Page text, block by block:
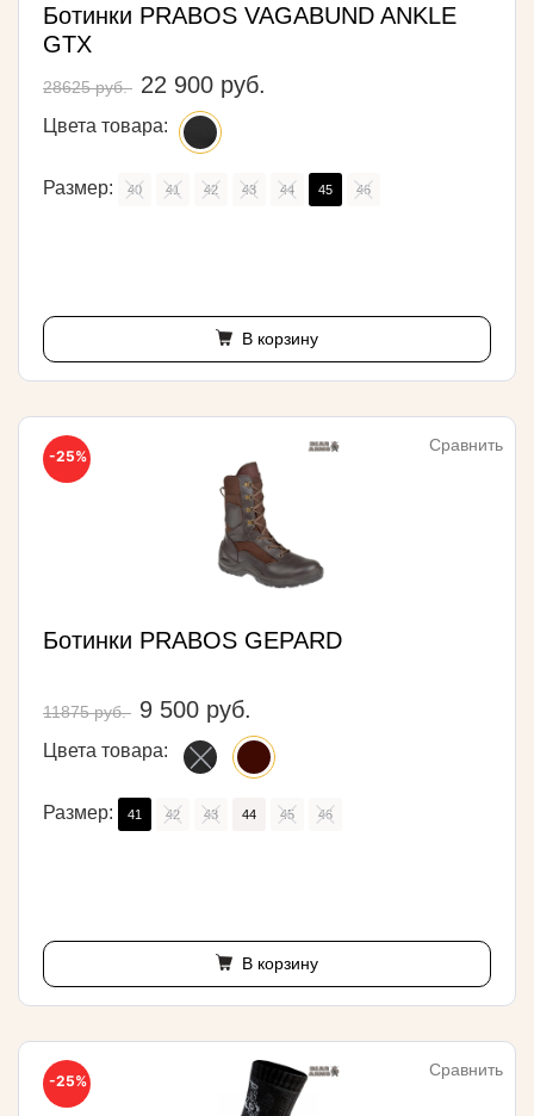
Ботинки PRABOS VAGABUND ANKLE
GTX
28625 руб. 22 900 руб.
Цвета товара:
Размер: 40 41 42 43 44 45 46
В корзину
-25%
Сравнить
Ботинки PRABOS GEPARD
11875 руб. 9 500 руб.
Цвета товара:
Размер: 41 42 43 44 45 46
В корзину
-25%
Сравнить